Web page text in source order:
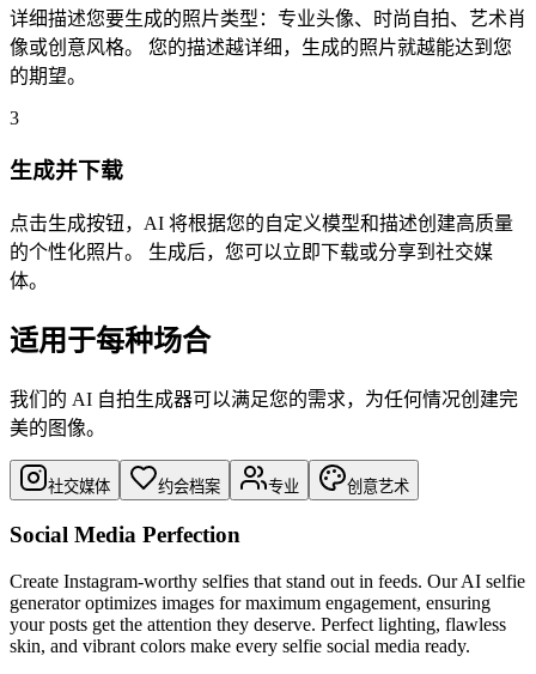
详细描述您要生成的照片类型：专业头像、时尚自拍、艺术肖
像或创意风格。 您的描述越详细，生成的照片就越能达到您
的期望。
3
生成并下载
点击生成按钮，AI 将根据您的自定义模型和描述创建高质量
的个性化照片。 生成后，您可以立即下载或分享到社交媒
体。
适用于每种场合
我们的 AI 自拍生成器可以满足您的需求，为任何情况创建完
美的图像。
社交媒体 约会档案 专业 创意艺术
Social Media Perfection
Create Instagram-worthy selfies that stand out in feeds. Our AI selfie
generator optimizes images for maximum engagement, ensuring
your posts get the attention they deserve. Perfect lighting, flawless
skin, and vibrant colors make every selfie social media ready.